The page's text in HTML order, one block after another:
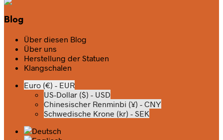
Blog
Über diesen Blog
Über uns
Herstellung der Statuen
Klangschalen
Euro (€) - EUR
US-Dollar ($) - USD
Chinesischer Renminbi (¥) - CNY
Schwedische Krone (kr) - SEK